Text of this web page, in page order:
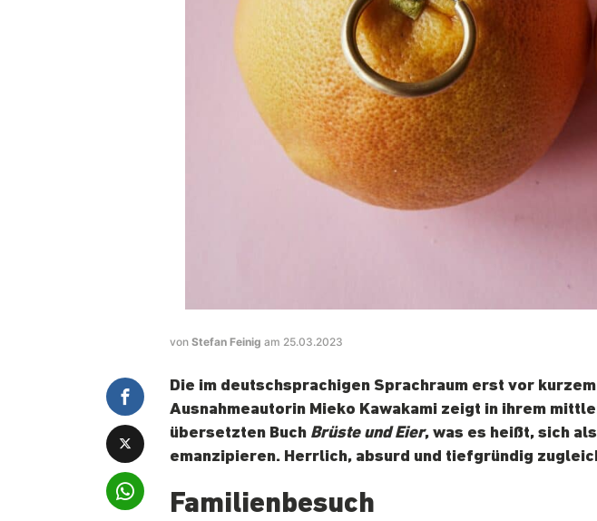
von Stefan Feinig am 25.03.2023
Die im deutschsprachigen Sprachraum erst vor
Ausnahmeautorin Mieko Kawakami zeigt in ihrem
übersetzten Buch Brüste und Eier, was es heißt, sich
emanzipieren. Herrlich, absurd und tiefgründig
Familienbesuch